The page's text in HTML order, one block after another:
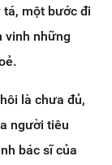
tá, một bước đi
vinh những
là chưa đủ,
người tiêu
bác sĩ của